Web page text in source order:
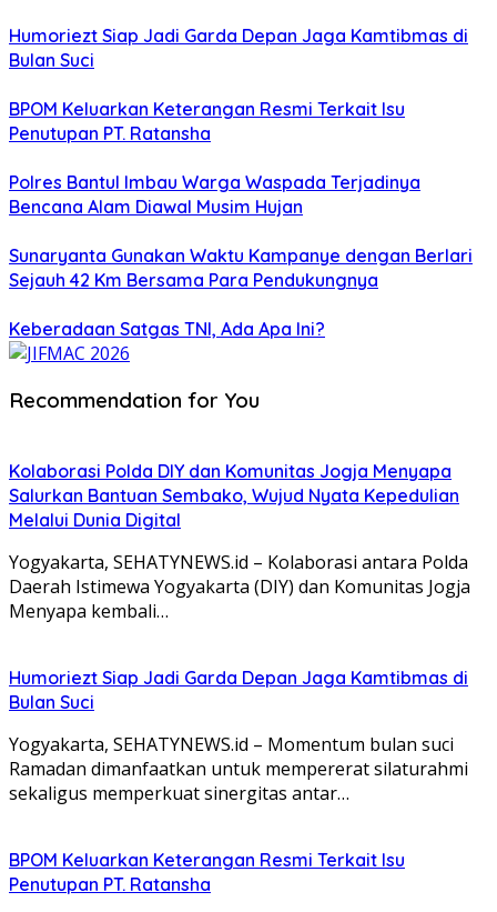
Humoriezt Siap Jadi Garda Depan Jaga Kamtibmas di
Bulan Suci
BPOM Keluarkan Keterangan Resmi Terkait Isu
Penutupan PT. Ratansha
Polres Bantul Imbau Warga Waspada Terjadinya
Bencana Alam Diawal Musim Hujan
Sunaryanta Gunakan Waktu Kampanye dengan Berlari
Sejauh 42 Km Bersama Para Pendukungnya
Keberadaan Satgas TNI, Ada Apa Ini?
Recommendation for You
Kolaborasi Polda DIY dan Komunitas Jogja Menyapa
Salurkan Bantuan Sembako, Wujud Nyata Kepedulian
Melalui Dunia Digital
Yogyakarta, SEHATYNEWS.id – Kolaborasi antara Polda
Daerah Istimewa Yogyakarta (DIY) dan Komunitas Jogja
Menyapa kembali…
Humoriezt Siap Jadi Garda Depan Jaga Kamtibmas di
Bulan Suci
Yogyakarta, SEHATYNEWS.id – Momentum bulan suci
Ramadan dimanfaatkan untuk mempererat silaturahmi
sekaligus memperkuat sinergitas antar…
BPOM Keluarkan Keterangan Resmi Terkait Isu
Penutupan PT. Ratansha